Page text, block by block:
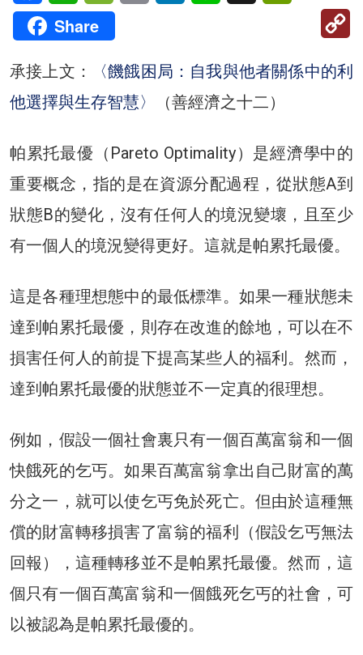
Share
承接上文：
〈饑餓困局：自我與他者關係中的利
他選擇與生存智慧〉
（善經濟之十二）
帕累托最優（Pareto Optimality）是經濟學中的
重要概念，指的是在資源分配過程，從狀態A到
狀態B的變化，沒有任何人的境況變壞，且至少
有一個人的境況變得更好。這就是帕累托最優。
這是各種理想態中的最低標準。如果一種狀態未
達到帕累托最優，則存在改進的餘地，可以在不
損害任何人的前提下提高某些人的福利。然而，
達到帕累托最優的狀態並不一定真的很理想。
例如，假設一個社會裏只有一個百萬富翁和一個
快餓死的乞丐。如果百萬富翁拿出自己財富的萬
分之一，就可以使乞丐免於死亡。但由於這種無
償的財富轉移損害了富翁的福利（假設乞丐無法
回報），這種轉移並不是帕累托最優。然而，這
個只有一個百萬富翁和一個餓死乞丐的社會，可
以被認為是帕累托最優的。